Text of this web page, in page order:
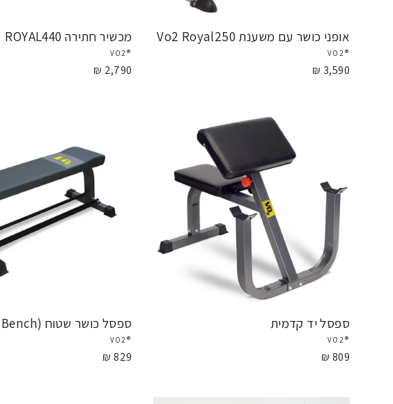
אופני כושר עם משענת Vo2 Royal250
®VO2
3,590 ₪
מכשיר חתירה ROYAL440
®VO2
2,790 ₪
ספסל יד קדמית
®VO2
809 ₪
ספסל כושר שטוח (Flat Bench)
®VO2
829 ₪